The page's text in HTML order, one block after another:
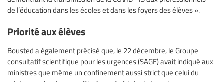
de l’éducation dans les écoles et dans les foyers des élèves ».
Priorité aux élèves
Bousted a également précisé que, le 22 décembre, le Groupe
consultatif scientifique pour les urgences (SAGE) avait indiqué aux
ministres que même un confinement aussi strict que celui du